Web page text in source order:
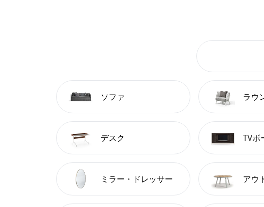
ソファ ラウ
デスク TVボ
ミラー・ドレッサー アウ